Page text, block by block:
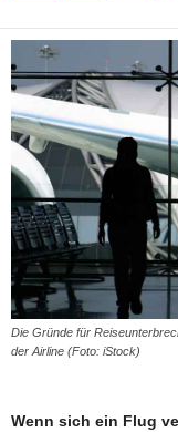
Die Gründe für
der Airline (Foto: iStock)
Wenn sich ein Flug